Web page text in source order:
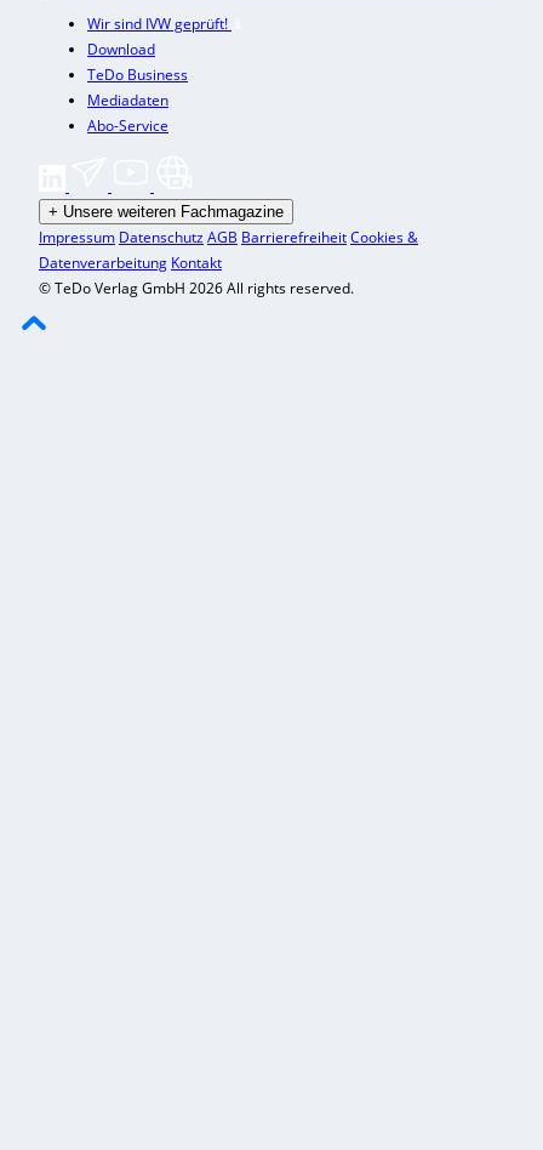
Wir sind IVW geprüft!
Download
TeDo Business
Mediadaten
Abo-Service
+ Unsere weiteren Fachmagazine
Impressum DatenschutzAGB BarrierefreiheitCookies &
Datenverarbeitung Kontakt
© TeDo Verlag GmbH 2026 All rights reserved.